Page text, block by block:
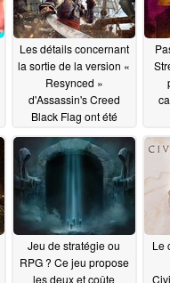
Les détails concernant
la sortie de la version «
Resynced »
d'Assassin's Creed
Black Flag ont été
07/06/2026
Jeu de stratégie ou
RPG ? Ce jeu propose
les deux et coûte
Le